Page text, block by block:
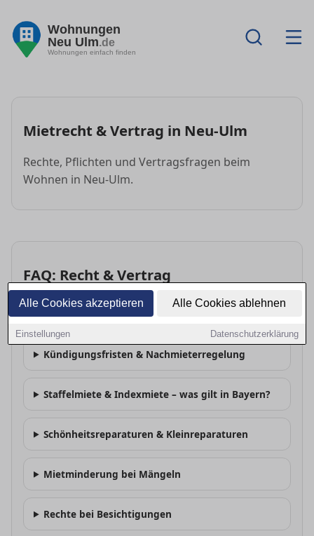
Alle Cookies akzeptieren Alle Cookies ablehnen
Einstellungen Datenschutzerklärung
Wohnungen
Neu Ulm.de
Wohnungen einfach finden
Mietrecht & Vertrag in Neu-Ulm
Rechte, Pflichten und Vertragsfragen beim
Wohnen in Neu-Ulm.
FAQ: Recht & Vertrag
Was muss im Mietvertrag stehen?
Kündigungsfristen & Nachmieterregelung
Staffelmiete & Indexmiete – was gilt in Bayern?
Schönheitsreparaturen & Kleinreparaturen
Mietminderung bei Mängeln
Rechte bei Besichtigungen